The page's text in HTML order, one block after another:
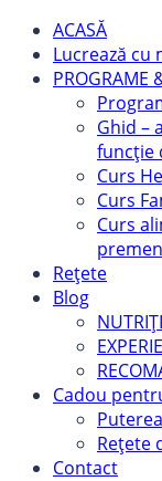
ACASĂ
Lucrează cu
PROGRAME
Ghid –
funcție
Curs
Curs
Curs
Rețete
Blog
Cadou
Rețete
Contact